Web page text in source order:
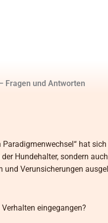
Fragen und Antworten
hat
Hundehalter, sondern
Verunsicherungen
eingegangen?